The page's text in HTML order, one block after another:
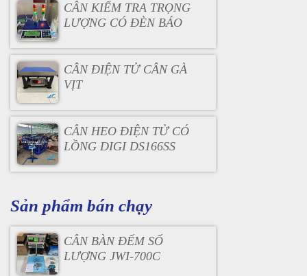
CÂN KIỂM TRA TRỌNG
LƯỢNG CÓ ĐÈN BÁO
CÂN ĐIỆN TỬ CÂN GÀ
VỊT
CÂN HEO ĐIỆN TỬ CÓ
LỒNG DIGI DS166SS
Sản phẩm bán chạy
CÂN BÀN ĐẾM SỐ
LƯỢNG JWI-700C